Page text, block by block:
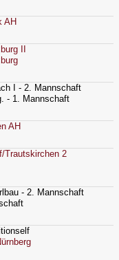
AH
II
I - 2. Mannschaft
- 1. Mannschaft
AH
Trautskirchen 2
- 2. Mannschaft